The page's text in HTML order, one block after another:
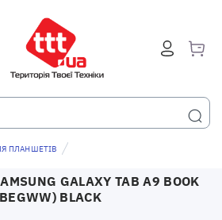
ПЛАНШЕТІВ
GALAXY TAB A9 BOOK
BLACK